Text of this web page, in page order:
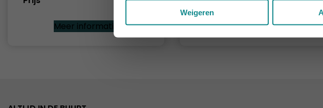
Weigeren
Meer informatie
Prijs
v.a. € 189
Meer informatie